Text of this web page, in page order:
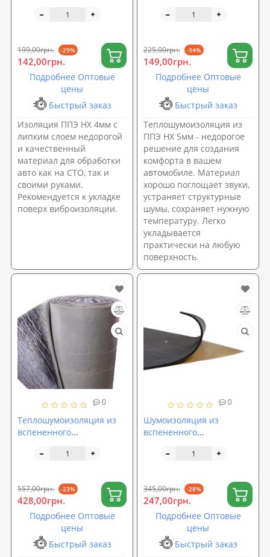
4мм с липким слоем
199,00грн. -29%
142,00грн.
Подробнее Оптовые
цены
Быстрый заказ
Изоляция ППЭ НХ 4мм с
липким слоем недорогой
и качественный
материал для обработки
авто как на СТО, так и
своими руками.
Рекомендуется к укладке
поверх виброизоляции.
225,00грн. -34%
149,00грн.
Подробнее Оптовые
цены
Быстрый заказ
Теплошумоизоляция из
ППЭ НХ 5мм - недорогое
решение для создания
комфорта в вашем
автомобиле. Материал
хорошо поглощает звуки,
устраняет структурные
шумы, сохраняет нужную
температуру. Легко
укладывается
практически на любую
поверхность.
0
Теплошумоизоляция из
вспененного
с липким слоем +фольга
557,00грн. -23%
428,00грн.
Подробнее Оптовые
цены
Быстрый заказ
0
Шумоизоляция из
вспененного
липким слоем
SoundProOFF Faton Black
4 (sp-0037)
345,00грн. -28%
247,00грн.
Подробнее Оптовые
цены
Быстрый заказ